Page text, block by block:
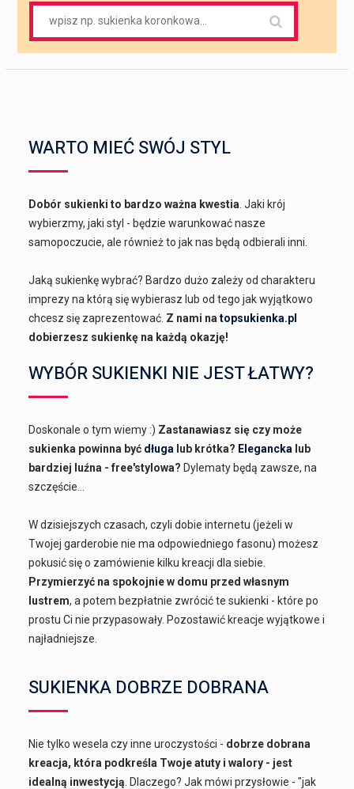
WARTO MIEĆ SWÓJ STYL
Dobór sukienki to bardzo ważna kwestia . Jaki krój
wybierzmy, jaki styl - będzie warunkować nasze
samopoczucie, ale również to jak nas będą odbierali inni.
Jaką sukienkę wybrać? Bardzo dużo zależy od charakteru
imprezy na którą się wybierasz lub od tego jak wyjątkowo
chcesz się zaprezentować. Z nami natopsukienka.pl
dobierzesz sukienkę na każdą okazję!
WYBÓR SUKIENKI NIE JEST ŁATWY?
Doskonale o tym wiemy :) Zastanawiasz się czy może
sukienka powinna być długa lub krótka? Elegancka lub
bardziej luźna - free'stylowa? Dylematy będą zawsze, na
szczęście...
W dzisiejszych czasach, czyli dobie internetu (jeżeli w
Twojej garderobie nie ma odpowiedniego fasonu) możesz
pokusić się o zamówienie kilku kreacji dla siebie.
Przymierzyć na spokojnie w domu przed własnym
lustrem, a potem bezpłatnie zwrócić te sukienki - które po
prostu Ci nie przypasowały. Pozostawić kreacje wyjątkowe i
najładniejsze.
SUKIENKA DOBRZE DOBRANA
Nie tylko wesela czy inne uroczystości - dobrze dobrana
kreacja, która podkreśla Twoje atuty i walory - jest
idealną inwestycją . Dlaczego? Jak mówi przysłowie - "jak